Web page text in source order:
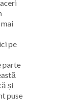
pe
parte
și
puse